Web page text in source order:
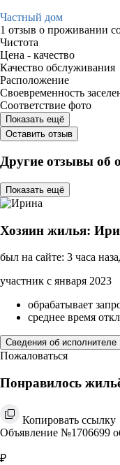
Частный дом
1 отзыв о проживании
Чистота
Цена - качество
Качество обслуживания
Расположение
Своевременность
Соответствие фото
Показать ещё
Оставить отзыв
Другие отзывы об
Показать ещё
Хозяин жилья:
был на сайте: 3 часа
участник с января 2023
обрабатывает
среднее время
Сведения об исполнителе
Пожаловаться
Понравилось
Копировать ссылку
Объявление №1706699
₽